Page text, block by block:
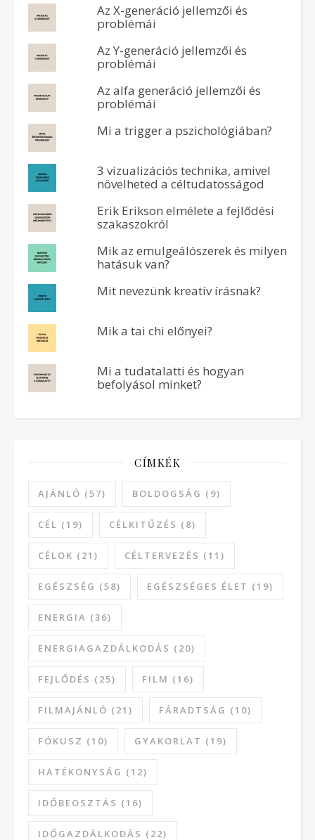
Az X-generáció jellemzői és
problémái
Az Y-generáció jellemzői és
problémái
Az alfa generáció jellemzői és
problémái
Mi a trigger a pszichológiában?
3 vizualizációs technika, amivel
növelheted a céltudatosságod
Erik Erikson elmélete a fejlődési
szakaszokról
Mik az emulgeálószerek és milyen
hatásuk van?
Mit nevezünk kreatív írásnak?
Mik a tai chi előnyei?
Mi a tudatalatti és hogyan
befolyásol minket?
CÍMKÉK
AJÁNLÓ (57) BOLDOGSÁG (9)
CÉL (19) CÉLKITŰZÉS (8)
CÉLOK (21) CÉLTERVEZÉS (11)
EGÉSZSÉG (58) EGÉSZSÉGES ÉLET (19)
ENERGIA (36)
ENERGIAGAZDÁLKODÁS (20)
FEJLŐDÉS (25) FILM (16)
FILMAJÁNLÓ (21) FÁRADTSÁG (10)
FÓKUSZ (10) GYAKORLAT (19)
HATÉKONYSÁG (12)
IDŐBEOSZTÁS (16)
IDŐGAZDÁLKODÁS (22)